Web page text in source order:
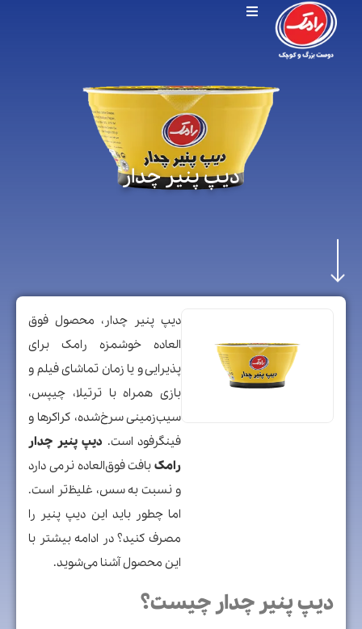
دیپ پنیر چدار
دیپ پنیر چدار، محصول فوق
العاده خوشمزه رامک برای
پذیرایی و یا زمان تماشای فیلم و
بازی همراه با ترتیلا، چیپس،
سیب‌زمینی سرخ‌شده، کراکرها و
فینگرفود است. دیپ پنیر چدار
رامک بافت فوق‌العاده نرمی دارد
و نسبت به سس، غلیظ‌تر است.
اما چطور باید این دیپ پنیر را
مصرف کنید؟ در ادامه بیشتر با
این محصول آشنا می‌شوید.
دیپ پنیر چدار چیست؟